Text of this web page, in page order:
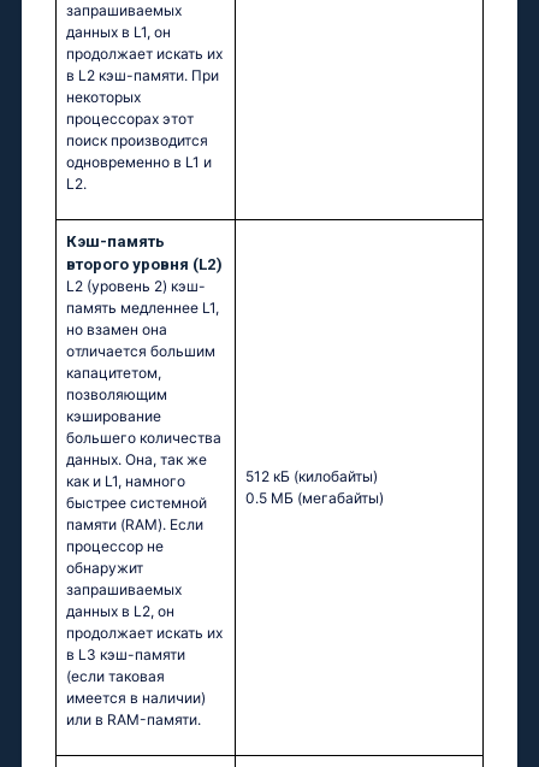
запрашиваемых
данных в L1, он
продолжает искать их
в L2 кэш-памяти. При
некоторых
процессорах этот
поиск производится
одновременно в L1 и
L2.
Кэш-память
второго уровня (L2)
L2 (уровень 2) кэш-
память медленнее L1,
но взамен она
отличается большим
капацитетом,
позволяющим
кэширование
большего количества
данных. Она, так же
как и L1, намного
быстрее системной
памяти (RAM). Если
процессор не
обнаружит
запрашиваемых
данных в L2, он
продолжает искать их
в L3 кэш-памяти
(если таковая
имеется в наличии)
или в RAM-памяти.
512 кБ (килобайты)
0.5 МБ (мегабайты)